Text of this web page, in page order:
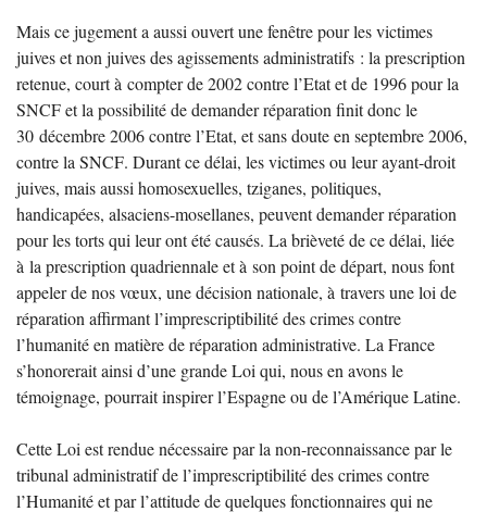
Mais ce jugement a aussi ouvert une fenêtre pour les victimes
juives et non juives des agissements administratifs : la prescription
retenue, court à compter de 2002 contre l’Etat et de 1996 pour la
SNCFet la possibilité de demander réparation finit donc le
30 décembre 2006 contre l’Etat, et sans doute en septembre 2006,
contre la SNCF. Durant ce délai, les victimes ou leur ayant-droit
juives, mais aussi homosexuelles, tziganes, politiques,
handicapées, alsaciens-mosellanes, peuvent demander réparation
pour les torts qui leur ont été causés. La brièveté de ce délai, liée
à la prescription quadriennale et à son point de départ, nous font
appeler de nos vœux, une décision nationale, à travers une loi de
réparation affirmant l’imprescriptibilité des crimes contre
l’humanité en matière de réparation administrative. La France
s’honorerait ainsi d’une grande Loi qui, nous en avons le
témoignage, pourrait inspirer l’Espagne ou de l’Amérique Latine.
Cette Loi est rendue nécessaire par la non-reconnaissance par le
tribunal administratif de l’imprescriptibilité des crimes contre
l’Humanité et par l’attitude de quelques fonctionnaires qui ne